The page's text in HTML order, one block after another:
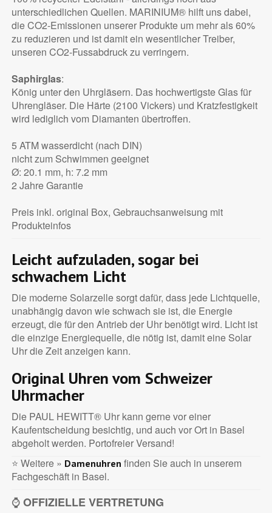
unterschiedlichen Quellen. MARINIUM® hilft uns dabei,
die CO2-Emissionen unserer Produkte um mehr als 60%
zu reduzieren und ist damit ein wesentlicher Treiber,
unseren CO2-Fussabdruck zu verringern.
Saphirglas:
König unter den Uhrgläsern. Das hochwertigste Glas für
Uhrengläser. Die Härte (2100 Vickers) und Kratzfestigkeit
wird lediglich vom Diamanten übertroffen.
5 ATM wasserdicht (nach DIN)
nicht zum Schwimmen geeignet
Ø: 20.1 mm, h: 7.2 mm
2 Jahre Garantie
Preis inkl. original Box, Gebrauchsanweisung mit
Produkteinfos
Leicht aufzuladen, sogar bei
schwachem Licht
Die moderne Solarzelle sorgt dafür, dass jede Lichtquelle,
unabhängig davon wie schwach sie ist, die Energie
erzeugt, die für den Antrieb der Uhr benötigt wird. Licht ist
die einzige Energiequelle, die nötig ist, damit eine Solar
Uhr die Zeit anzeigen kann.
Original Uhren vom Schweizer
Uhrmacher
Die PAUL HEWITT® Uhr kann gerne vor einer
Kaufentscheidung besichtig, und auch vor Ort in Basel
abgeholt werden. Portofreier Versand!
⭐ Weitere » Damenuhren finden Sie auch in unserem
Fachgeschäft in Basel.
⌚OFFIZIELLE VERTRETUNG